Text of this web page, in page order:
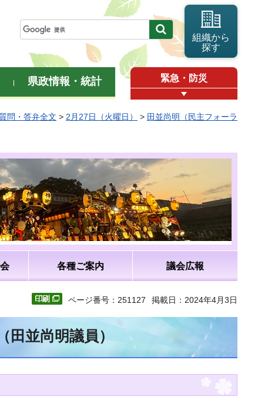
組織から
探す
県政情報・統計 緊急・防災
問・答弁全文 > 2月27日（火曜日） > 田並尚明（民主フォーラ
各種ご案内 議会広報
ページ番号：251127 掲載日：2024年4月3日
並尚明議員）